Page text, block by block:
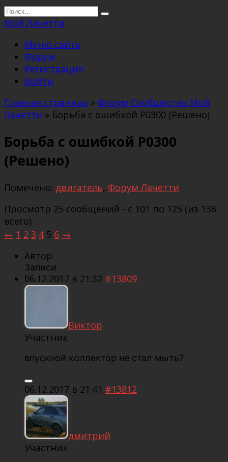
Перейти
к
Search
for:
Мой Лачетти
Меню сайта
Форум
Регистрация
Войти
Главная страница » Форум Сообщества Мой
Лачетти » Борьба с ошибкой Р0300 (Решено)
Борьба с ошибкой Р0300
(Решено)
Помечено: двигатель, Форум Лачетти
Просмотр 25 сообщений - с 101 по 125 (из 136
всего)
← 1 2 3 4 5 6 →
Автор
Записи
06.12.2017 в 21:32 #13809
Виктор
Участник
впускной коллектор не стал мыть?
06.12.2017 в 21:41 #13812
дмитрий
Участник